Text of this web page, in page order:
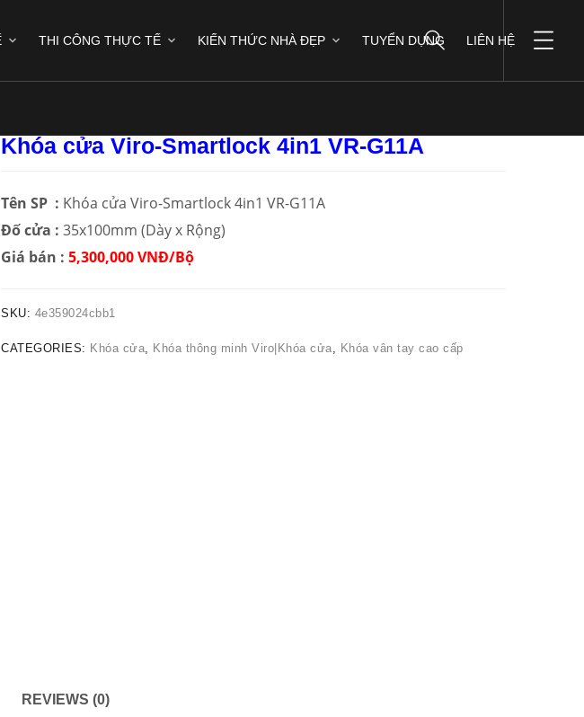
THI CÔNG THỰC TẾ KIẾN THỨC NHÀ ĐẸP TUYỂN DỤNG LIÊN HỆ
Khóa cửa Viro-Smartlock 4in1 VR-G11A
Tên SP : Khóa cửa Viro-Smartlock 4in1 VR-G11A
Đố cửa : 35x100mm (Dày x Rộng)
Giá bán :5,300,000 VNĐ/Bộ
SKU: 4e359024cbb1
CATEGORIES: Khóa cửa, Khóa thông minh Viro|Khóa cửa, Khóa vân tay cao cấp
REVIEWS (0)